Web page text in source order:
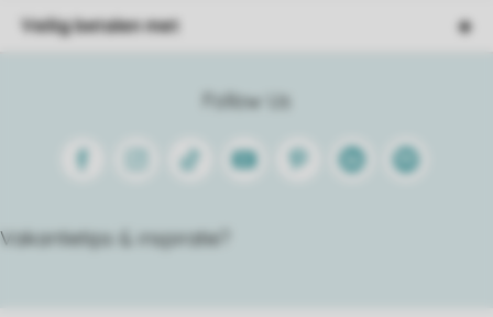
Follow Us
FacebookInstagram
Tiktok Youtube PinterestLinkedinSpotify
Vakantietips & inspiratie?
Veilig betalen met